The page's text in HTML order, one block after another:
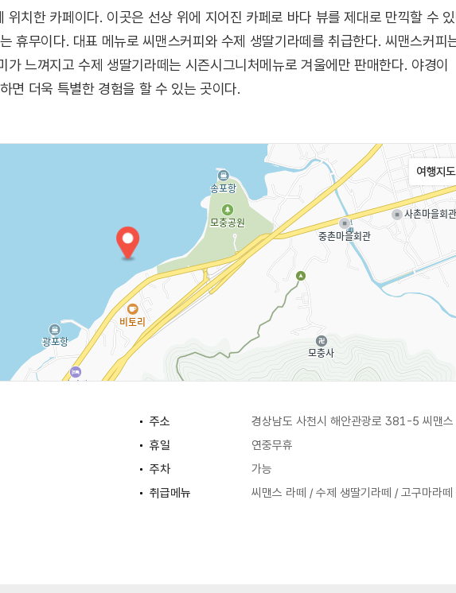
치한 카페이다. 이곳은 선상 위에 지어진 카페로 바다 뷰를 제대로 만끽할 수 있
휴무이다. 대표 메뉴로 씨맨스커피와 수제 생딸기라떼를 취급한다. 씨맨스커피
느껴지고 수제 생딸기라떼는 시즌시그니처메뉴로 겨울에만 판매한다. 야경이
면 더욱 특별한 경험을 할 수 있는 곳이다.
주소
경상남도 사천시 해안관광로 381-5 씨맨스
휴일
연중무휴
주차
가능
취급메뉴
씨맨스 라떼 / 수제 생딸기라떼 / 고구마라떼